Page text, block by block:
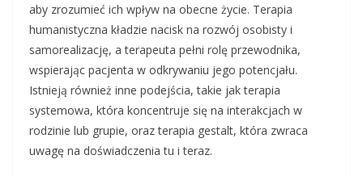
aby zrozumieć ich wpływ na obecne życie. Terapia
humanistyczna kładzie nacisk na rozwój osobisty i
samorealizację, a terapeuta pełni rolę przewodnika,
wspierając pacjenta w odkrywaniu jego potencjału.
Istnieją również inne podejścia, takie jak terapia
systemowa, która koncentruje się na interakcjach w
rodzinie lub grupie, oraz terapia gestalt, która zwraca
uwagę na doświadczenia tu i teraz.